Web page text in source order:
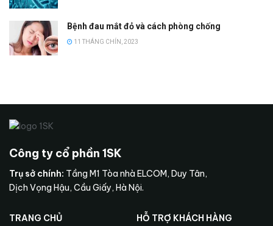
Bệnh đau mắt đỏ và cách phòng chống
11 THÁNG CHÍN, 2023
Công ty cổ phần 1SK
Trụ sở chính: Tầng M1 Tòa nhà ELCOM, Duy Tân,
Dịch Vọng Hậu, Cầu Giấy, Hà Nội.
TRANG CHỦ
HỖ TRỢ KHÁCH HÀNG